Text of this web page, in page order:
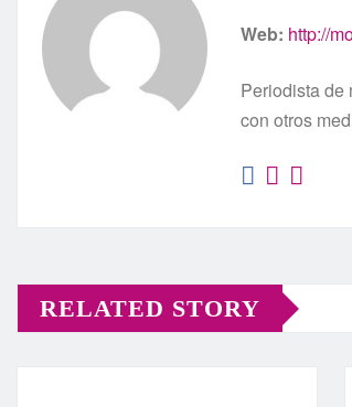
Web: http://
Periodista de
con otros
RELATED STORY